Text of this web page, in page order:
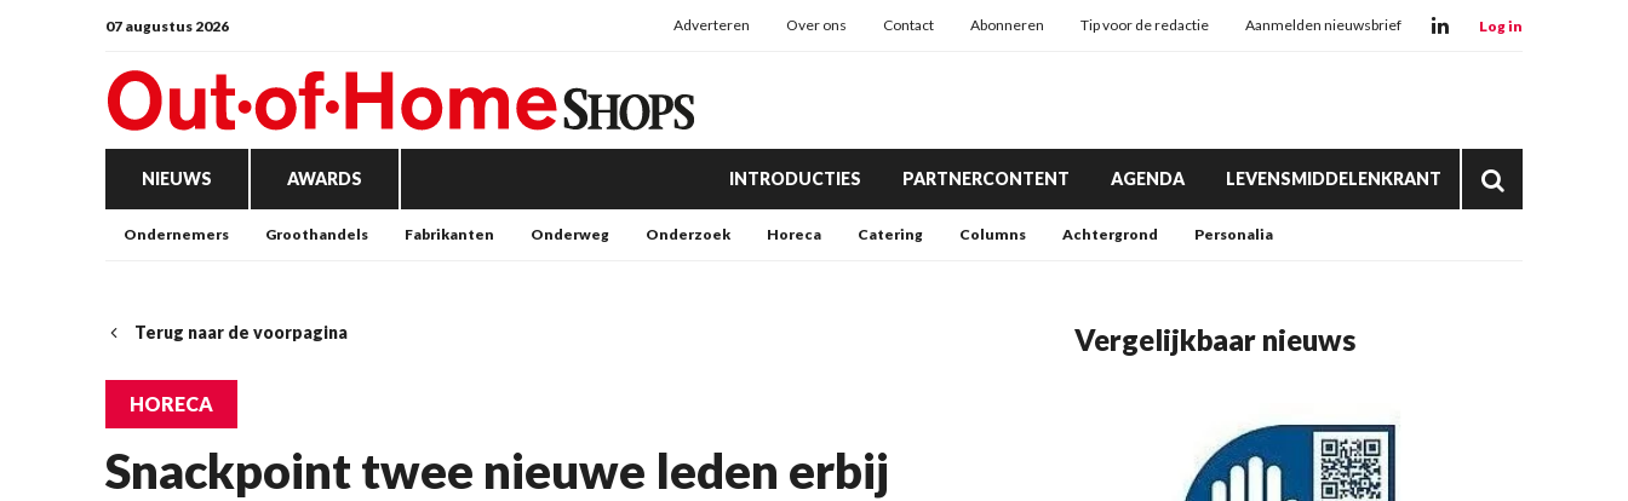
07 augustus 2026 Adverteren Over ons Contact Abonneren Tip voor de redactie Aanmelden nieuwsbrief Log in
NIEUWS AWARDS INTRODUCTIES PARTNERCONTENT AGENDA LEVENSMIDDELENKRANT
Ondernemers Groothandels Fabrikanten Onderweg Onderzoek Horeca Catering Columns Achtergrond Personalia
Terug naar de voorpagina
HORECA
Snackpoint twee nieuwe leden erbij
Vergelijkbaar nieuws